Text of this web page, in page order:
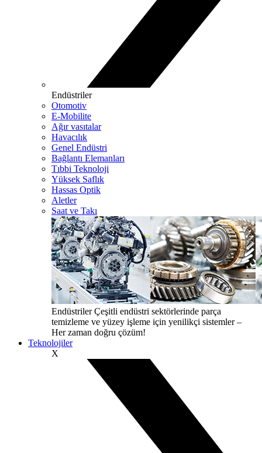
Endüstriler
Otomotiv
E-Mobilite
Ağır vasıtalar
Havacılık
Genel Endüstri
Bağlantı Elemanları
Tıbbi Teknoloji
Yüksek Saflık
Hassas Optik
Aletler
Saat ve Takı
EndüstrilerÇeşitli endüstri sektörlerinde parça
temizleme ve yüzey işleme için yenilikçi sistemler –
Her zaman doğru çözüm!
Teknolojiler
X